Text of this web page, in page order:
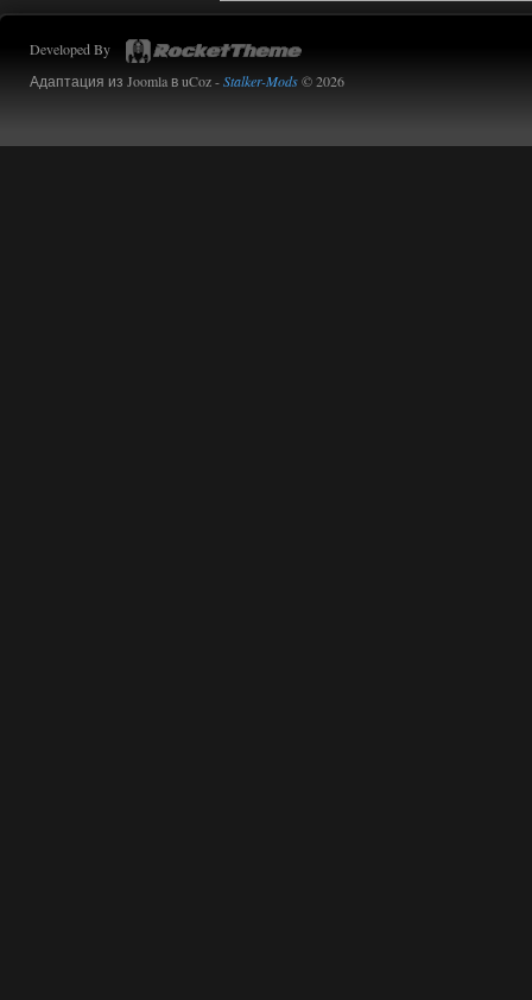
Developed By
Адаптация из Joomla в uCoz -Stalker-Mods© 2026